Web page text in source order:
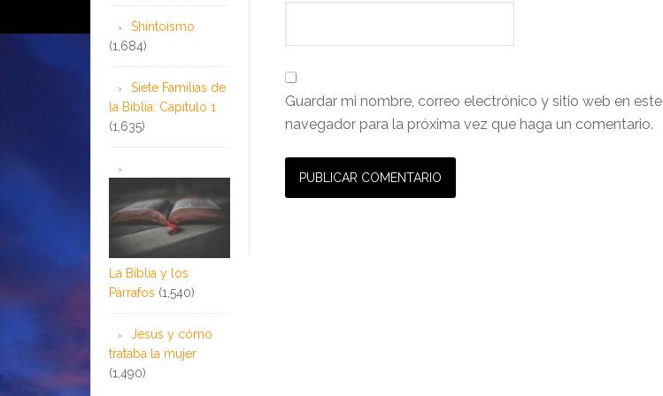
Guardar mi nombre, correo electrónico y sitio web en este
navegador para la próxima vez que haga un comentario.
Shintoísmo
(1,684)
Siete Familias de
la Biblia: Capítulo 1
(1,635)
La Biblia y los
Párrafos (1,540)
Jesús y cómo
trataba la mujer
(1,490)